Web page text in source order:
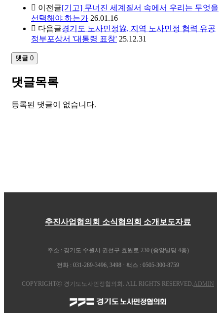
이전글[기고] 무너진 세계질서 속에서 우리는 무엇을
선택해야 하는가 26.01.16
다음글경기도 노사민정協, 지역 노사민정 협력 유공
정부포상서 '대통령 표창' 25.12.31
댓글 0
댓글목록
등록된 댓글이 없습니다.
추진사업 협의회 소식협의회 소개 보도자료
주소 : 경기도 수원시 권선구 효원로 230 (중앙빌딩 4층)
전화 : 031-289-3496, 3498 · 팩스 : 0505-300-8759
COPYRIGHTⓒ 경기도노사민정협의회. ALL RIGHTS RESERVED.ADMIN